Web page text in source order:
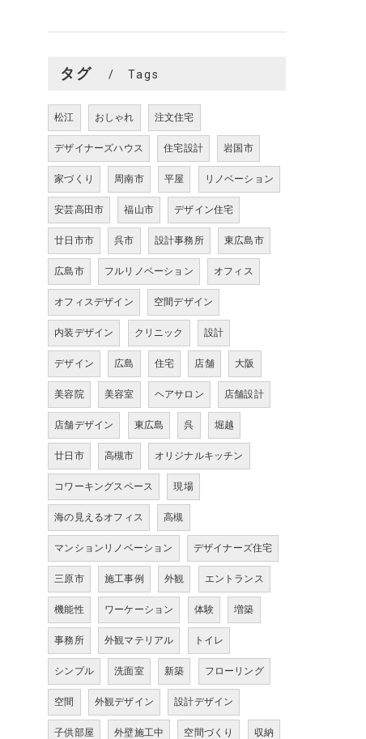
タグ Tags
松江 おしゃれ 注文住宅
デザイナーズハウス 住宅設計 岩国市
家づくり 周南市 平屋 リノベーション
安芸高田市 福山市 デザイン住宅
廿日市市 呉市 設計事務所 東広島市
広島市 フルリノベーション オフィス
オフィスデザイン 空間デザイン
内装デザイン クリニック 設計
デザイン 広島 住宅 店舗 大阪
美容院 美容室 ヘアサロン 店舗設計
店舗デザイン 東広島 呉 堀越
廿日市 高槻市 オリジナルキッチン
コワーキングスペース 現場
海の見えるオフィス 高槻
マンションリノベーション デザイナーズ住宅
三原市 施工事例 外観 エントランス
機能性 ワーケーション 体験 増築
事務所 外観マテリアル トイレ
シンプル 洗面室 新築 フローリング
空間 外観デザイン 設計デザイン
子供部屋 外壁施工中 空間づくり 収納